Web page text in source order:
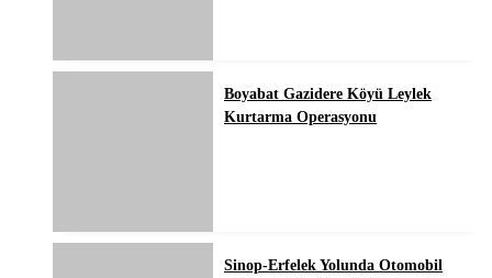
Boyabat Gazidere Köyü Leylek
Kurtarma Operasyonu
Sinop-Erfelek Yolunda Otomobil